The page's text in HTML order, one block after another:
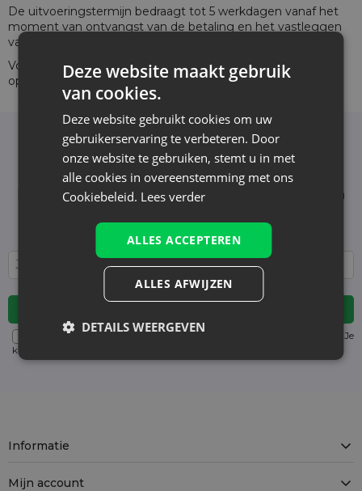
De uitvoeringstermijn bedraagt tot 5 werkdagen vanaf het
moment van ontvangst van de betaling en het vastleggen
van alle details.
Voor meer informatie kunt u individueel contact
opnemen.
Nieuwsbrief
Schrijf je in voor de nieuwsbrief en blijf op de
hoogte van het laatste nieuws en aanbiedingen
onnodige spam. Blijf regelmatig bij ons!
Voor details over gegevensverwerking, zie onze Privacyverklaring. Je
kunt je op elk moment zonder kosten
Informatie
Mijn account
Deze website maakt gebruik
van cookies.
Deze website gebruikt cookies om uw
gebruikerservaring te verbeteren. Door
onze website te gebruiken, stemt u in met
alle cookies in overeenstemming met ons
Cookiebeleid. Lees verder
ALLES ACCEPTEREN
ALLES AFWIJZEN
DETAILS WEERGEVEN